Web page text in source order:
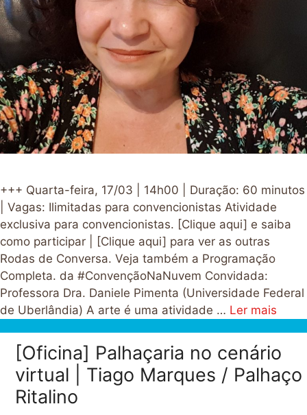
+++ Quarta-feira, 17/03 | 14h00 | Duração: 60 minutos
| Vagas: Ilimitadas para convencionistas Atividade
exclusiva para convencionistas. [Clique aqui] e saiba
como participar | [Clique aqui] para ver as outras
Rodas de Conversa. Veja também a Programação
Completa. da #ConvençãoNaNuvem Convidada:
Professora Dra. Daniele Pimenta (Universidade Federal
de Uberlândia) A arte é uma atividade … Ler mais
[Oficina] Palhaçaria no cenário
virtual | Tiago Marques / Palhaço
Ritalino